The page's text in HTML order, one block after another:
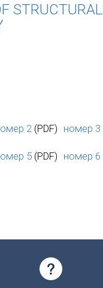
STRUCTURAL
2 (PDF) номер 3
5 (PDF) номер 6